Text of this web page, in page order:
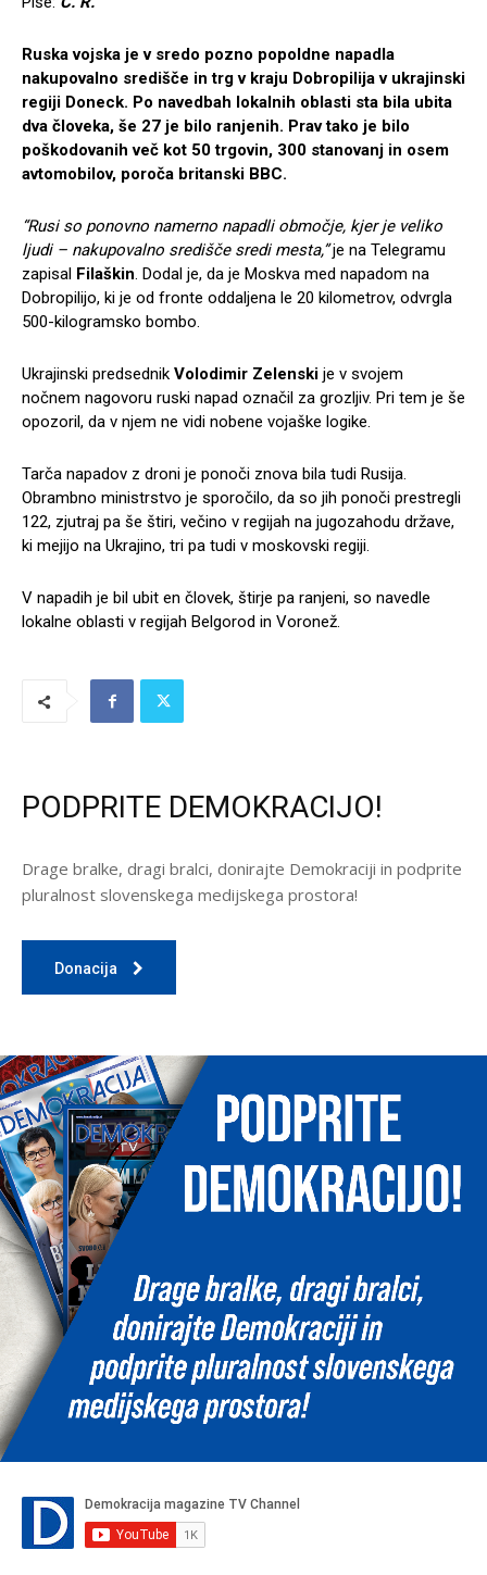
Ruska vojska je v sredo pozno popoldne napadla
nakupovalno središče in trg v kraju Dobropilija v ukrajinski
regiji Doneck. Po navedbah lokalnih oblasti sta bila ubita
dva človeka, še 27 je bilo ranjenih. Prav tako je bilo
poškodovanih več kot 50 trgovin, 300 stanovanj in osem
avtomobilov, poroča britanski BBC.
“Rusi so ponovno namerno napadli območje, kjer je veliko
ljudi – nakupovalno središče sredi mesta,”je na Telegramu
zapisal Filaškin. Dodal je, da je Moskva med napadom na
Dobropilijo, ki je od fronte oddaljena le 20 kilometrov, odvrgla
500-kilogramsko bombo.
Ukrajinski predsednik Volodimir Zelenski je v svojem
nočnem nagovoru ruski napad označil za grozljiv. Pri tem je še
opozoril, da v njem ne vidi nobene vojaške logike.
Tarča napadov z droni je ponoči znova bila tudi Rusija.
Obrambno ministrstvo je sporočilo, da so jih ponoči prestregli
122, zjutraj pa še štiri, večino v regijah na jugozahodu države,
ki mejijo na Ukrajino, tri pa tudi v moskovski regiji.
V napadih je bil ubit en človek, štirje pa ranjeni, so navedle
lokalne oblasti v regijah Belgorod in Voronež.
PODPRITE DEMOKRACIJO!
Drage bralke, dragi bralci, donirajte Demokraciji in podprite
pluralnost slovenskega medijskega prostora!
Donacija